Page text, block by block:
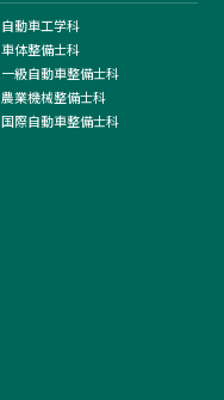
自動車工学科
車体整備士科
一級自動車整備士科
農業機械整備士科
国際自動車整備士科